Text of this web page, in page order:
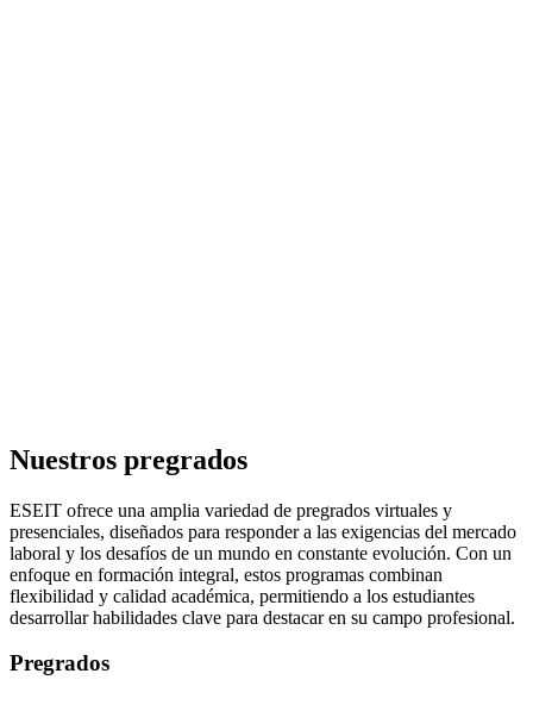
Nuestros pregrados
ESEIT ofrece una amplia variedad de pregrados virtuales y
presenciales, diseñados para responder a las exigencias del mercado
laboral y los desafíos de un mundo en constante evolución. Con un
enfoque en formación integral, estos programas combinan
flexibilidad y calidad académica, permitiendo a los estudiantes
desarrollar habilidades clave para destacar en su campo profesional.
Pregrados